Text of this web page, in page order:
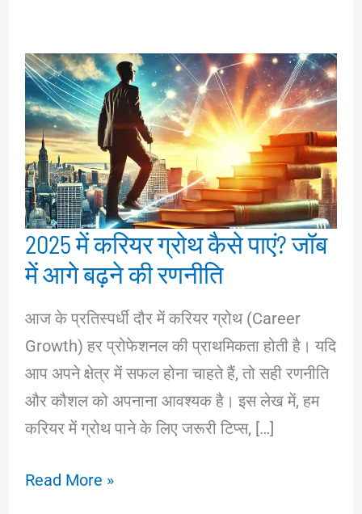
2025 में करियर ग्रोथ कैसे पाएं? जॉब
में आगे बढ़ने की रणनीति
आज के प्रतिस्पर्धी दौर में करियर ग्रोथ (Career
Growth) हर प्रोफेशनल की प्राथमिकता होती है। यदि
आप अपने क्षेत्र में सफल होना चाहते हैं, तो सही रणनीति
और कौशल को अपनाना आवश्यक है। इस लेख में, हम
करियर में ग्रोथ पाने के लिए जरूरी टिप्स, […]
2025
Read More »